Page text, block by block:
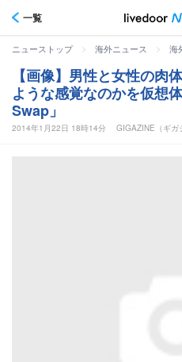
一覧
ニューストップ > 海外ニュース > 海
【画像】男性と女性の肉
ような感覚なのかを仮想
Swap」
2014年1月22日 18時14分 GIGAZINE（ギガ